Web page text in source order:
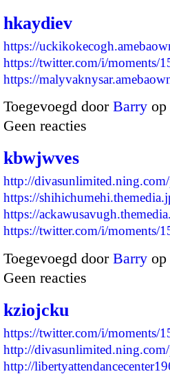
hkaydiev
https://
https://twitter.com/i/moments/
https://
Toegevoegd door Barry
Geen reacties
kbwjwves
http://
https://
https://
https://twitter.com/i/
Toegevoegd door Barry
Geen reacties
kziojcku
https://twitter.com/i/moments/
http://
http://